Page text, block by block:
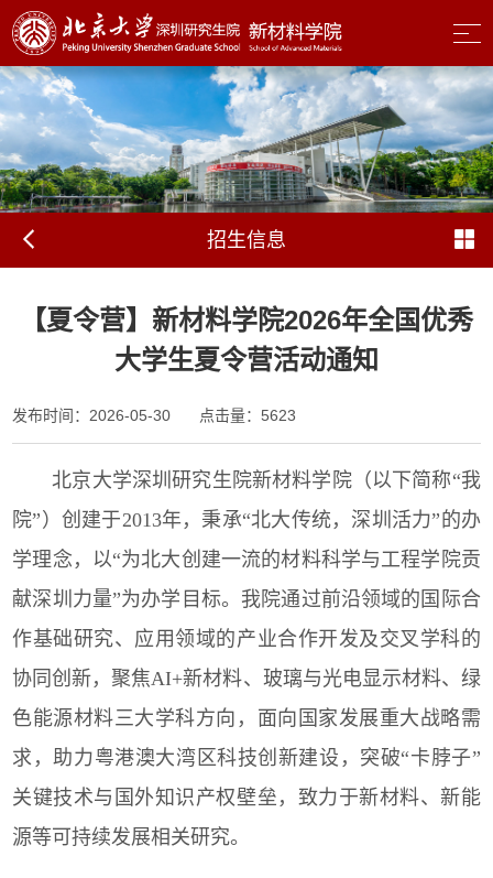
招生信息
【夏令营】新材料学院2026年全国优秀
大学生夏令营活动通知
发布时间：2026-05-30 点击量：5623
北京大学深圳研究生院新材料学院（以下简称“我
院”）创建于2013年，秉承“北大传统，深圳活力”的办
学理念，以“为北大创建一流的材料科学与工程学院贡
献深圳力量”为办学目标。我院通过前沿领域的国际合
作基础研究、应用领域的产业合作开发及交叉学科的
协同创新，聚焦AI+新材料、玻璃与光电显示材料、绿
色能源材料三大学科方向，面向国家发展重大战略需
求，助力粤港澳大湾区科技创新建设，突破“卡脖子”
关键技术与国外知识产权壁垒，致力于新材料、新能
源等可持续发展相关研究。